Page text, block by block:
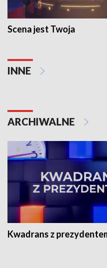
Scena jest Twoja
INNE
ARCHIWALNE
Kwadrans z